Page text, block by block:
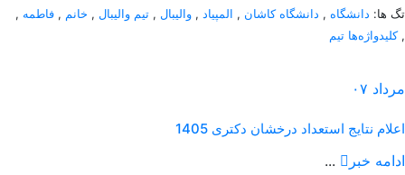
تگ ها: دانشگاه , دانشگاه کاشان , المپیاد , والیبال , تیم والیبال , خانم , فاطمه ,
کلیدواژه‌ها تیم,
۰۷ مرداد
اعلام نتایج استعداد درخشان دکتری 1405
... ادامه خبر